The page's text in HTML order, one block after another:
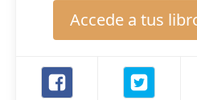
Accede a tus